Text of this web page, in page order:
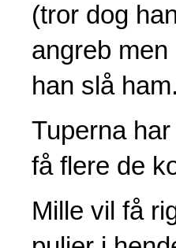
(tror dog
angreb
han slå
Tuperna
få flere de
Mille vil få